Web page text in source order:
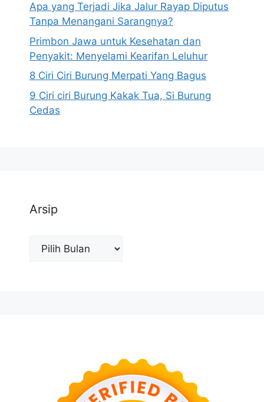
Apa yang Terjadi Jika Jalur Rayap Diputus
Tanpa Menangani Sarangnya?
Primbon Jawa untuk Kesehatan dan
Penyakit: Menyelami Kearifan Leluhur
8 Ciri Ciri Burung Merpati Yang Bagus
9 Ciri ciri Burung Kakak Tua, Si Burung
Cedas
Arsip
Arsip